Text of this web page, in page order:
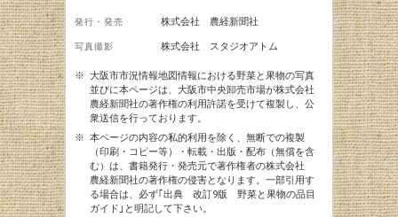
発行・発売 株式会社 農経新聞社
写真撮影 株式会社 スタジオアトム
※ 大阪市市況情報地図情報における野菜と果物の写真
並びに本ページは、大阪市中央卸売市場が株式会社
農経新聞社の著作権の利用許諾を受けて複製し、公
衆送信を行っております。
※ 本ページの内容の私的利用を除く、無断での複製
（印刷・コピー等）・転載・出版・配布（無償を含
む）は、書籍発行・発売元で著作権者の株式会社
農経新聞社の著作権の侵害となります。一部引用す
る場合は、必ず｢出典 改訂9版 野菜と果物の品目
ガイド｣と明記して下さい。